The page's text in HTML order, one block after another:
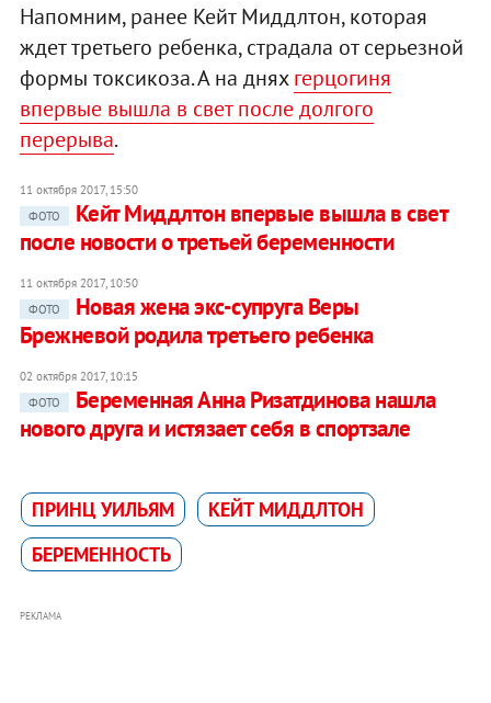
Напомним, ранее Кейт Миддлтон, которая
ждет третьего ребенка, страдала от серьезной
формы токсикоза. А на дняхгерцогиня
впервые вышла в свет после долгого
перерыва.
11 октября 2017, 15:50
ФОТО
Кейт Миддлтон впервые вышла в свет
после новости о третьей беременности
11 октября 2017, 10:50
ФОТО
Новая жена экс-супруга Веры
Брежневой родила третьего ребенка
02 октября 2017, 10:15
ФОТО
Беременная Анна Ризатдинова нашла
нового друга и истязает себя в спортзале
ПРИНЦ УИЛЬЯМ
КЕЙТ МИДДЛТОН
БЕРЕМЕННОСТЬ
РЕКЛАМА